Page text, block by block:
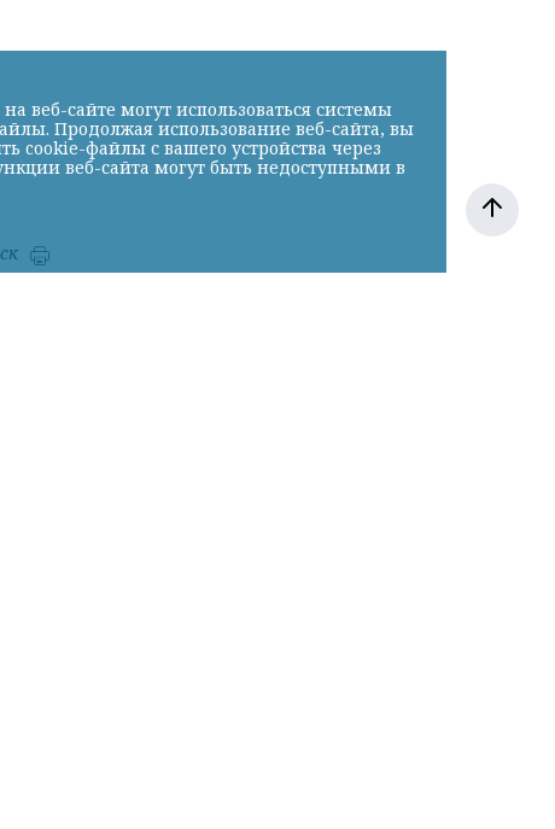
веб-сайте могут использоваться системы
Продолжая использование веб-сайта, вы
cookie-файлы с вашего устройства через
веб-сайта могут быть недоступными в